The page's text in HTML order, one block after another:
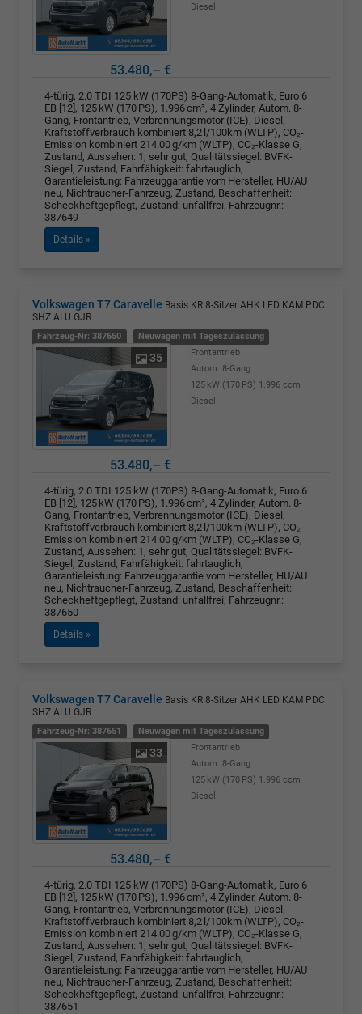
Diesel
53.480,– €
4-türig, 2.0 TDI 125 kW (170PS) 8-Gang-Automatik, Euro 6
EB [12], 125 kW (170 PS), 1.996 cm³, 4 Zylinder, Autom. 8-
Gang, Frontantrieb, Verbrennungsmotor (ICE), Diesel,
Kraftstoffverbrauch kombiniert 8,2 l/100km (WLTP), CO₂-
Emission kombiniert 214.00 g/km (WLTP), CO₂-Klasse G,
Zustand, Aussehen: 1, sehr gut, Qualitätssiegel: BVFK-
Siegel, Zustand, Fahrfähigkeit: fahrtauglich,
Garantieleistung: Fahrzeuggarantie vom Hersteller, HU/AU
neu, Nichtraucher-Fahrzeug, Zustand, Beschaffenheit:
Scheckheftgepflegt, Zustand: unfallfrei, Fahrzeugnr.:
387649
Details »
Volkswagen T7 Caravelle Basis KR 8-Sitzer AHK LED KAM PDC
SHZ ALU GJR
Fahrzeug-Nr: 387650 Neuwagen mit Tageszulassung
35
Frontantrieb
Autom. 8-Gang
125 kW (170 PS) 1.996 ccm
Diesel
53.480,– €
4-türig, 2.0 TDI 125 kW (170PS) 8-Gang-Automatik, Euro 6
EB [12], 125 kW (170 PS), 1.996 cm³, 4 Zylinder, Autom. 8-
Gang, Frontantrieb, Verbrennungsmotor (ICE), Diesel,
Kraftstoffverbrauch kombiniert 8,2 l/100km (WLTP), CO₂-
Emission kombiniert 214.00 g/km (WLTP), CO₂-Klasse G,
Zustand, Aussehen: 1, sehr gut, Qualitätssiegel: BVFK-
Siegel, Zustand, Fahrfähigkeit: fahrtauglich,
Garantieleistung: Fahrzeuggarantie vom Hersteller, HU/AU
neu, Nichtraucher-Fahrzeug, Zustand, Beschaffenheit:
Scheckheftgepflegt, Zustand: unfallfrei, Fahrzeugnr.:
387650
Details »
Volkswagen T7 Caravelle Basis KR 8-Sitzer AHK LED KAM PDC
SHZ ALU GJR
Fahrzeug-Nr: 387651 Neuwagen mit Tageszulassung
33
Frontantrieb
Autom. 8-Gang
125 kW (170 PS) 1.996 ccm
Diesel
53.480,– €
4-türig, 2.0 TDI 125 kW (170PS) 8-Gang-Automatik, Euro 6
EB [12], 125 kW (170 PS), 1.996 cm³, 4 Zylinder, Autom. 8-
Gang, Frontantrieb, Verbrennungsmotor (ICE), Diesel,
Kraftstoffverbrauch kombiniert 8,2 l/100km (WLTP), CO₂-
Emission kombiniert 214.00 g/km (WLTP), CO₂-Klasse G,
Zustand, Aussehen: 1, sehr gut, Qualitätssiegel: BVFK-
Siegel, Zustand, Fahrfähigkeit: fahrtauglich,
Garantieleistung: Fahrzeuggarantie vom Hersteller, HU/AU
neu, Nichtraucher-Fahrzeug, Zustand, Beschaffenheit:
Scheckheftgepflegt, Zustand: unfallfrei, Fahrzeugnr.:
387651